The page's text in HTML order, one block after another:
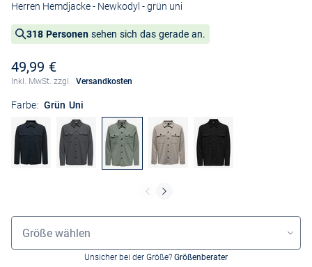
Herren Hemdjacke - Newkodyl - grün uni
318 Personen sehen sich das gerade an.
49,99 €
Inkl. MwSt. zzgl. Versandkosten
Farbe: Grün Uni
Größenauswahl
Größe wählen
Unsicher bei der Größe? Größenberater